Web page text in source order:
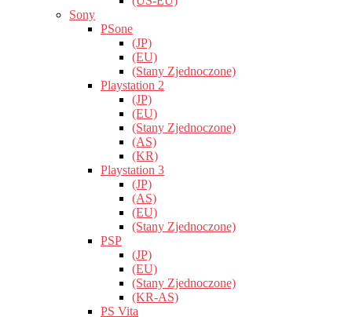
Sony
PSone
(JP)
(EU)
(Stany Zjednoczone)
Playstation 2
(JP)
(EU)
(Stany Zjednoczone)
(AS)
(KR)
Playstation 3
(JP)
(AS)
(EU)
(Stany Zjednoczone)
PSP
(JP)
(EU)
(Stany Zjednoczone)
(KR-AS)
PS Vita